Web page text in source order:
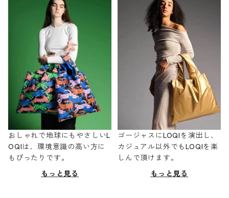
おしゃれで地球にもやさしいL
OQIは、環境意識の高い方に
もぴったりです。
もっと見る
ゴージャスにLOQIを演出し、
カジュアル以外でもLOQIを楽
しんで頂けます。
もっと見る